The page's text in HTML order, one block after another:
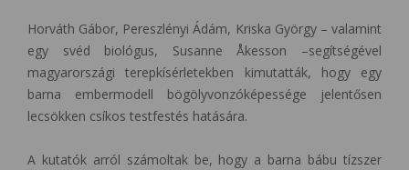
Horváth Gábor, Pereszlényi Ádám, Kriska György – valamint
egy svéd biológus, Susanne Åkesson –segítségével
magyarországi terepkísérletekben kimutatták, hogy egy
barna embermodell bögölyvonzóképessége jelentősen
lecsökken csíkos testfestés hatására.
A kutatók arról számoltak be, hogy a barna bábu tízszer